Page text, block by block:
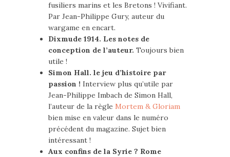
fusiliers marins et les Bretons ! Vivifiant.
Par Jean-Philippe Gury, auteur du
wargame en encart.
Dixmude 1914. Les notes de
conception de l’auteur. Toujours bien
utile !
Simon Hall. le jeu d’histoire par
passion ! Interview plus qu’utile par
Jean-Philippe Imbach de Simon Hall,
l’auteur de la règle Mortem & Gloriam
bien mise en valeur dans le numéro
précédent du magazine. Sujet bien
intéressant !
Aux confins de la Syrie ? Rome